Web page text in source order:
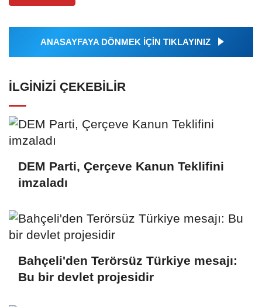
ANASAYFAYA DÖNMEK İÇİN TIKLAYINIZ
İLGINIZI ÇEKEBILIR
DEM Parti, Çerçeve Kanun Teklifini
imzaladı
Bahçeli'den Terörsüz Türkiye mesajı:
Bu bir devlet projesidir